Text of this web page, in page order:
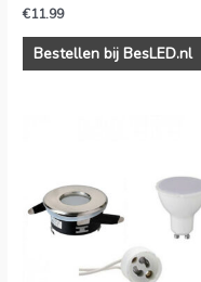
€11.99
Bestellen bij BesLED.nl